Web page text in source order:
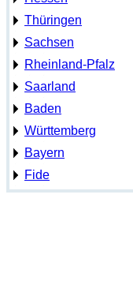
Thüringen
Sachsen
Rheinland-Pfalz
Saarland
Baden
Württemberg
Bayern
Fide